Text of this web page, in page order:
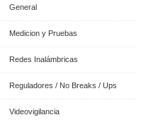
General
Medicion y Pruebas
Redes Inalámbricas
Reguladores / No Breaks / Ups
Videovigilancia